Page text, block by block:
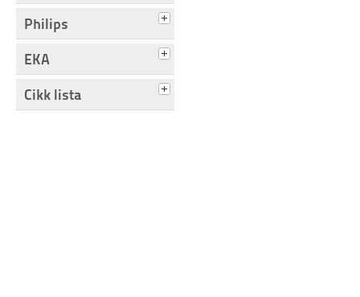
Philips
EKA
Cikk lista